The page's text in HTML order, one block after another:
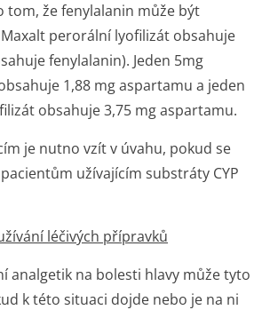
že fenylalanin může být
perorální lyofilizát obsahuje
fenylalanin). Jeden 5mg
1,88 mg aspartamu a jeden
obsahuje 3,75 mg aspartamu.
je nutno vzít v úvahu, pokud se
užívajícím substráty CYP
léčivých přípravků
analgetik na bolesti hlavy může tyto
k této situaci dojde nebo je na ni